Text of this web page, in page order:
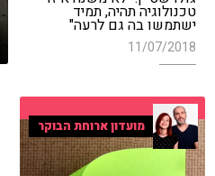
טכנולוגיה תהיה, תמיד
ישתמשו בה גם לרעה"
11/07/2018
מועדון ארוחת הבוקר